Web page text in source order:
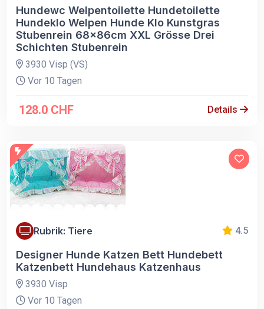
Hundewc Welpentoilette Hundetoilette
Hundeklo Welpen Hunde Klo Kunstgras
Stubenrein 68x86cm XXL Grösse Drei
Schichten Stubenrein
3930 Visp (VS)
Vor 10 Tagen
128.0 CHF Details
Rubrik: Tiere 4.5
Designer Hunde Katzen Bett Hundebett
Katzenbett Hundehaus Katzenhaus
3930 Visp
Vor 10 Tagen